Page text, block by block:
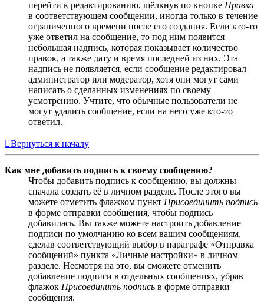
перейти к редактированию, щёлкнув по кнопке Правка
в соответствующем сообщении, иногда только в течение
ограниченного времени после его создания. Если кто-то
уже ответил на сообщение, то под ним появится
небольшая надпись, которая показывает количество
правок, а также дату и время последней из них. Эта
надпись не появляется, если сообщение редактировал
администратор или модератор, хотя они могут сами
написать о сделанных изменениях по своему
усмотрению. Учтите, что обычные пользователи не
могут удалить сообщение, если на него уже кто-то
ответил.
Вернуться к началу
Как мне добавить подпись к своему сообщению?
Чтобы добавить подпись к сообщению, вы должны
сначала создать её в личном разделе. После этого вы
можете отметить флажком пункт Присоединить подпись
в форме отправки сообщения, чтобы подпись
добавилась. Вы также можете настроить добавление
подписи по умолчанию ко всем вашим сообщениям,
сделав соответствующий выбор в параграфе «Отправка
сообщений» пункта «Личные настройки» в личном
разделе. Несмотря на это, вы сможете отменить
добавление подписи в отдельных сообщениях, убрав
флажок Присоединить подпись в форме отправки
сообщения.